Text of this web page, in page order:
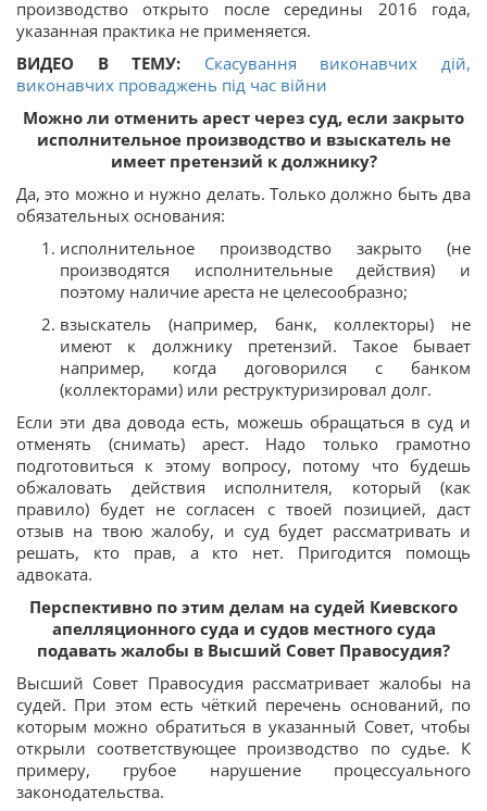
производство открыто после середины 2016 года,
указанная практика не применяется.
ВИДЕО В ТЕМУ:
Скасування виконавчих дій,
виконавчих проваджень під час війни
Можно ли отменить арест через суд, если закрыто
исполнительное производство и взыскатель не
имеет претензий к должнику?
Да, это можно и нужно делать. Только должно быть два
обязательных основания:
исполнительное производство закрыто (не
производятся исполнительные действия) и
поэтому наличие ареста не целесообразно;
взыскатель (например, банк, коллекторы) не
имеют к должнику претензий. Такое бывает
например, когда договорился с банком
(коллекторами) или реструктуризировал долг.
Если эти два довода есть, можешь обращаться в суд и
отменять (снимать) арест. Надо только грамотно
подготовиться к этому вопросу, потому что будешь
обжаловать действия исполнителя, который (как
правило) будет не согласен с твоей позицией, даст
отзыв на твою жалобу, и суд будет рассматривать и
решать, кто прав, а кто нет. Пригодится помощь
адвоката.
Перспективно по этим делам на судей Киевского
апелляционного суда и судов местного суда
подавать жалобы в Высший Совет Правосудия?
Высший Совет Правосудия рассматривает жалобы на
судей. При этом есть чёткий перечень оснований, по
которым можно обратиться в указанный Совет, чтобы
открыли соответствующее производство по судье. К
примеру, грубое нарушение процессуального
законодательства.